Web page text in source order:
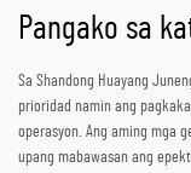
Pangako sa
Sa Shandong Huayang
prioridad namin ang
operasyon. Ang aming mga
upang mabawasan ang